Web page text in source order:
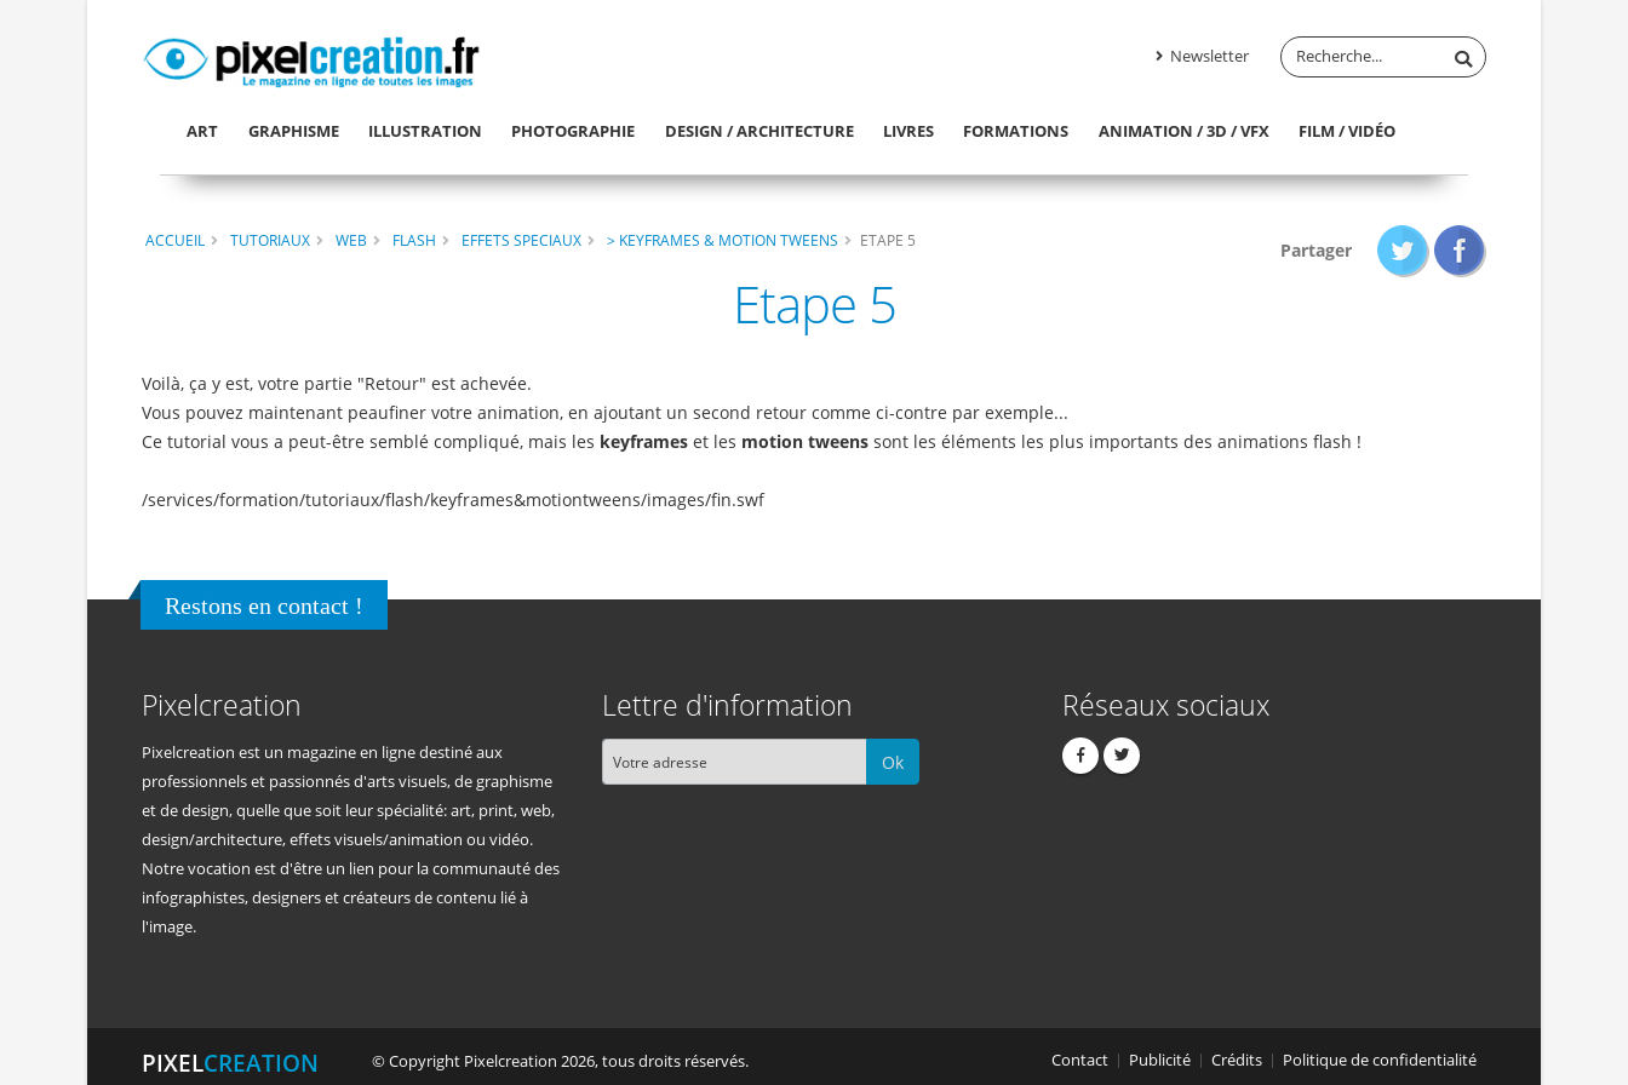
Newsletter
ART GRAPHISME ILLUSTRATION PHOTOGRAPHIE DESIGN / ARCHITECTURE LIVRES FORMATIONS ANIMATION / 3D / VFX FILM / VIDÉO
ACCUEIL TUTORIAUX WEB FLASH EFFETS SPECIAUX > KEYFRAMES & MOTION TWEENS ETAPE 5 Partager
Etape 5
Voilà, ça y est, votre partie "Retour" est achevée.
Vous pouvez maintenant peaufiner votre animation, en ajoutant un second retour comme ci-contre par exemple...
Ce tutorial vous a peut-être semblé compliqué, mais les keyframes et les motion tweens sont les éléments les plus importants des animations flash !
/services/formation/tutoriaux/flash/keyframes&motiontweens/images/fin.swf
Restons en contact !
Pixelcreation
Pixelcreation est un magazine en ligne destiné aux
professionnels et passionnés d'arts visuels, de graphisme
et de design, quelle que soit leur spécialité: art, print, web,
design/architecture, effets visuels/animation ou vidéo.
Notre vocation est d'être un lien pour la communauté des
infographistes, designers et créateurs de contenu lié à
l'image.
Lettre d'information
Ok
Réseaux sociaux
PIXELCREATION © Copyright Pixelcreation 2026, tous droits réservés. Contact Publicité Crédits Politique de confidentialité